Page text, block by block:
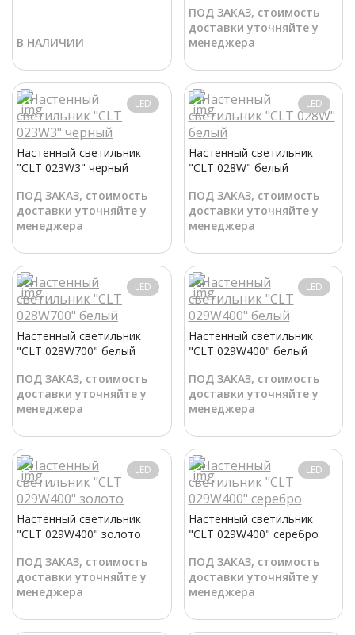
В НАЛИЧИИ
ПОД ЗАКАЗ, стоимость
доставки уточняйте у
менеджера
LED
Настенный светильник
"CLT 023W3" черный
ПОД ЗАКАЗ, стоимость
доставки уточняйте у
менеджера
LED
Настенный светильник
"CLT 028W" белый
ПОД ЗАКАЗ, стоимость
доставки уточняйте у
менеджера
LED
Настенный светильник
"CLT 028W700" белый
ПОД ЗАКАЗ, стоимость
доставки уточняйте у
менеджера
LED
Настенный светильник
"CLT 029W400" белый
ПОД ЗАКАЗ, стоимость
доставки уточняйте у
менеджера
LED
Настенный светильник
"CLT 029W400" золото
ПОД ЗАКАЗ, стоимость
доставки уточняйте у
менеджера
LED
Настенный светильник
"CLT 029W400" серебро
ПОД ЗАКАЗ, стоимость
доставки уточняйте у
менеджера